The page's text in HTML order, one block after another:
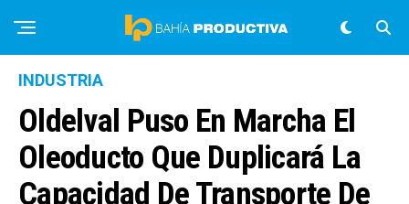
INDUSTRIA
Oldelval Puso En Marcha El
Oleoducto Que Duplicará La
Capacidad De Transporte De